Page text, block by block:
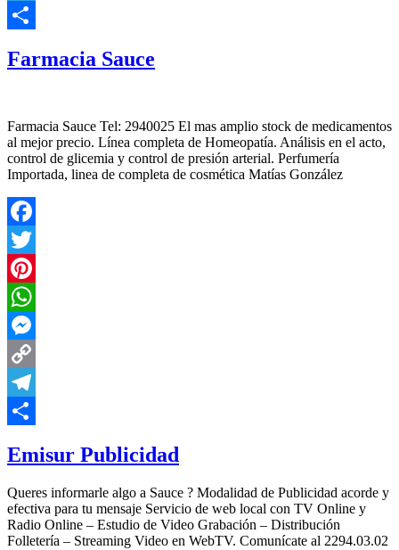
Link
Telegram
Farmacia Sauce
Farmacia Sauce Tel: 2940025 El mas amplio stock de medicamentos
al mejor precio. Línea completa de Homeopatía. Análisis en el acto,
control de glicemia y control de presión arterial. Perfumería
Importada, linea de completa de cosmética Matías González
Facebook
Twitter
Pinterest
WhatsApp
Messenger
Copy
Link
Telegram
Emisur Publicidad
Queres informarle algo a Sauce ? Modalidad de Publicidad acorde y
efectiva para tu mensaje Servicio de web local con TV Online y
Radio Online – Estudio de Video Grabación – Distribución
Folletería – Streaming Video en WebTV. Comunícate al 2294.03.02